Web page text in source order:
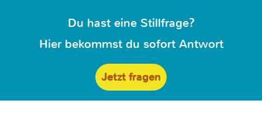
Du hast eine Stillfrage?
Hier bekommst du sofort Antwort
Jetzt fragen